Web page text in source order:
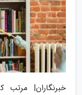
خبرنگاران|